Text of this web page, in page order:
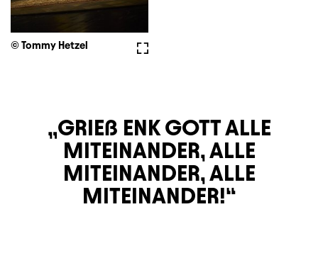
Fullscreen
© Tommy Hetzel
GRIEß ENK GOTT ALLE
MITEINANDER, ALLE
MITEINANDER, ALLE
MITEINANDER!